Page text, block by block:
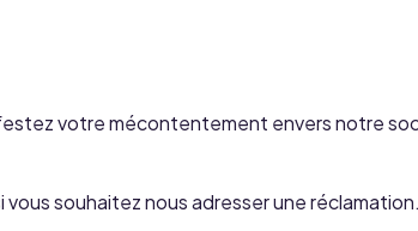
votre mécontentement envers notre
souhaitez nous adresser une réclamation.